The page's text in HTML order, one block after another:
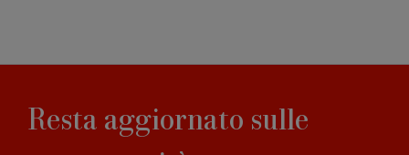
Resta aggiornato sulle